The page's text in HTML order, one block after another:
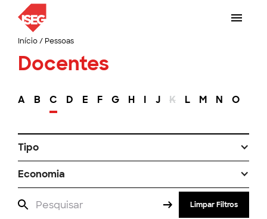
Início/ Pessoas
Docentes
A B C D E F G H I J K L M N O
Tipo
Economia
Limpar Filtros